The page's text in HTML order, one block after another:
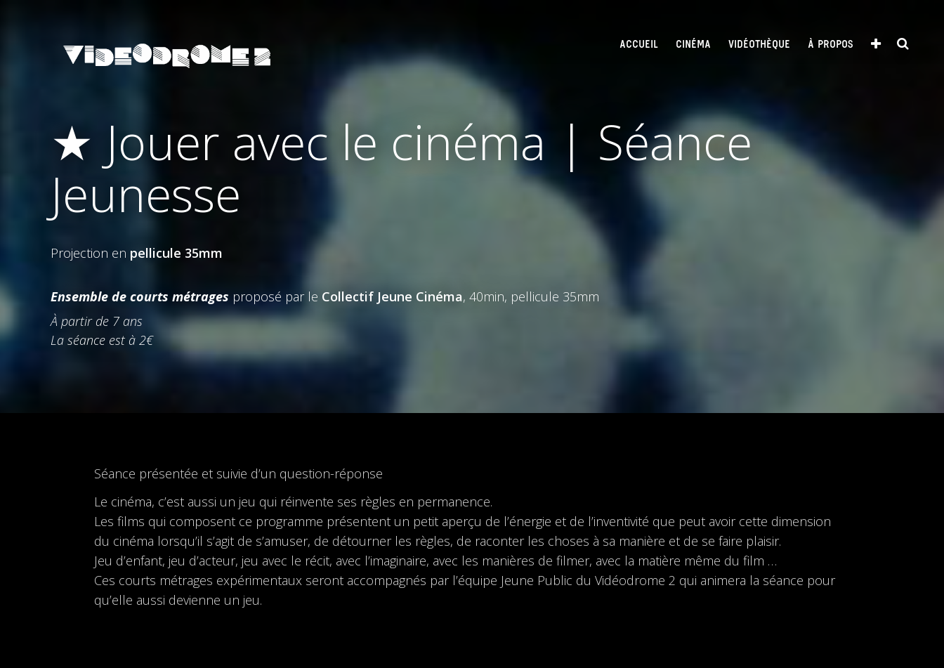
ACCUEIL CINÉMA VIDÉOTHÈQUE À PROPOS
★ Jouer avec le cinéma | Séance
Jeunesse
Projection en pellicule 35mm
Ensemble de courts métrages proposé par le Collectif Jeune Cinéma, 40min, pellicule 35mm
À partir de 7 ans
La séance est à 2€
Séance présentée et suivie d’un question-réponse
Le cinéma, c’est aussi un jeu qui réinvente ses règles en permanence.
Les films qui composent ce programme présentent un petit aperçu de l’énergie et de l’inventivité que peut avoir cette dimension
du cinéma lorsqu’il s’agit de s’amuser, de détourner les règles, de raconter les choses à sa manière et de se faire plaisir.
Jeu d’enfant, jeu d’acteur, jeu avec le récit, avec l’imaginaire, avec les manières de filmer, avec la matière même du film …
Ces courts métrages expérimentaux seront accompagnés par l’équipe Jeune Public du Vidéodrome 2 qui animera la séance pour
qu’elle aussi devienne un jeu.